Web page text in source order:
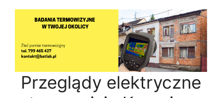
Przeglądy elektryczne